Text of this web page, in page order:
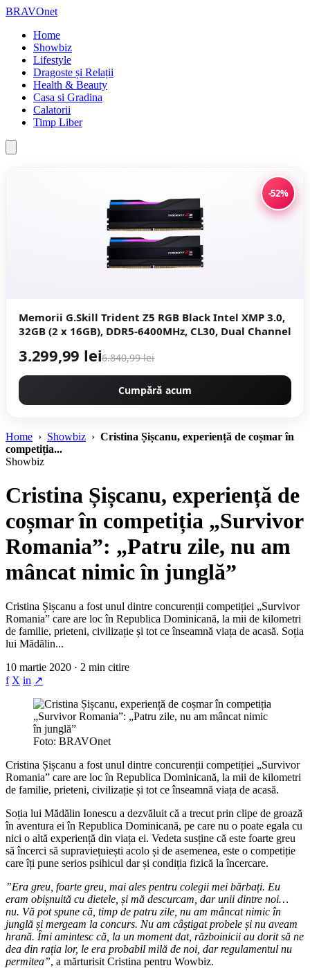
BRAVOnet
Home
Showbiz
Lifestyle
Dragoste și Relații
Health & Beauty
Casa si Gradina
Calatorii
Timp Liber
-52%
Memorii G.Skill Trident Z5 RGB Black Intel XMP 3.0,
32GB (2 x 16GB), DDR5-6400MHz, CL30, Dual Channel
3.299,99 lei6.840,99 lei
Cumpără acum
Home › Showbiz › Cristina Șișcanu, experiență de coșmar în
competiția...
Showbiz
Cristina Șișcanu, experiență de
coșmar în competiția „Survivor
Romania”: „Patru zile, nu am
mâncat nimic în junglă”
Cristina Șișcanu a fost unul dintre concurenții competiției „Survivor
Romania” care are loc în Republica Dominicană, la mii de kilometri
de familie, prieteni, civilizație și tot ce înseamnă viața de acasă. Soția
lui Mădălin...
10 martie 2020 · 2 min citire
f X in ↗
Foto: BRAVOnet
Cristina Șișcanu a fost unul dintre concurenții competiției „Survivor
Romania” care are loc în Republica Dominicană, la mii de kilometri
de familie, prieteni, civilizație și tot ce înseamnă viața de acasă.
Soția lui Mădălin Ionescu a dezvăluit că a trecut prin clipe de groază
în aventura ei în Republica Dominicană, pe care nu o poate egala cu
nici o altă experiență din viața ei. Vedeta susține că este foarte greu
să încerci să supraviețuiești acolo și de asemenea, este o competiție
care îți pune serios psihicul dar și condiția fizică la încercare.
”Era greu, foarte greu, mai ales pentru colegii mei bărbați. Eu
eram obișnuită cu dietele, și mă descurcam, dar unii dintre noi…
nu. Vă pot spune că, timp de patru zile, nu am mâncat nimic în
junglă și mergeam la concurs. Nu am câștigat probele și nu aveam
hrană. Îmi amintesc că, la un moment dat, războinicii au dorit să ne
dea din rația lor, le era probabil milă de noi, dar regulamentul nu
permitea”, a mărturisit Cristina pentru Wowbiz.